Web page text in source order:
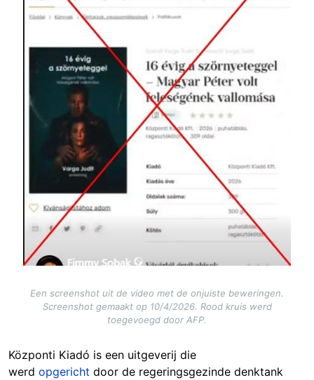
Een screenshot uit de video met de onjuiste beweringen.
Screenshot gemaakt op 10/4/2026. Rood kruis werd
toegevoegd door AFP.
Központi Kiadó is een uitgeverij die
werd opgericht door de regeringsgezinde denktank